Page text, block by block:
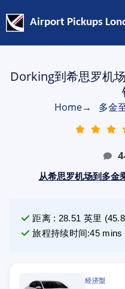
Airport Pickups
Dorking到希思罗机
Home→ 多金
从希思罗机场到多金
距离: 28.51 英里 (
旅程持续时间:45 mins
经济型